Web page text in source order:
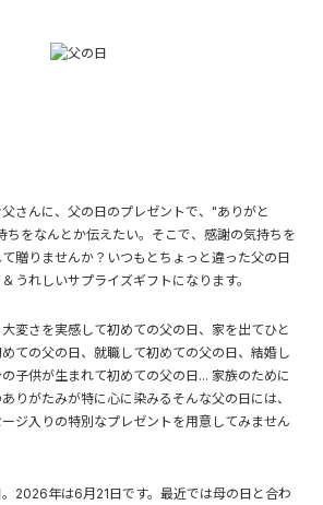
さんに、父の日のプレゼントで、"ありがと
ちをなんとか伝えたい。そこで、感謝の気持ちを
贈りませんか？いつもとちょっと違った父の日
うれしいサプライズギフトになります。
変さを実感して初めての父の日、家を出てひと
ての父の日、就職して初めての父の日、結婚し
子供が生まれて初めての父の日... 家族のために
りがたみが特に心に染みるそんな父の日には、
ジ入りの特別なプレゼントを用意してみません
2026年は6月21日です。最近では母の日 と合わ